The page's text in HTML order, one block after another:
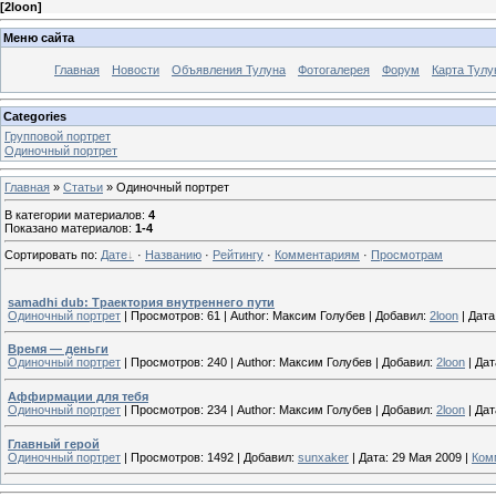
[2loon]
Меню сайта
Главная Новости Объявления Тулуна Фотогалерея Форум Карта
Categories
Групповой портрет
Одиночный портрет
Главная » Статьи » Одиночный портрет
В категории материалов: 4
Показано материалов: 1-4
Сортировать по: Дате · Названию · Рейтингу · Комментариям · Просмотрам
samadhi dub: Траектория внутреннего пути
Одиночный портрет | Просмотров: 61 | Author: Максим Голубев | Добавил: 2loon |
Время — деньги
Одиночный портрет
Просмотров: 240 Author: Максим Голубев Добавил: 2loon
Аффирмации для тебя
Одиночный портрет | Просмотров: 234 | Author: Максим Голубев | Добавил: 2loon |
Главный герой
Одиночный портрет | Просмотров: 1492 | Добавил: sunxaker | Дата: 29 Мая 2009 |